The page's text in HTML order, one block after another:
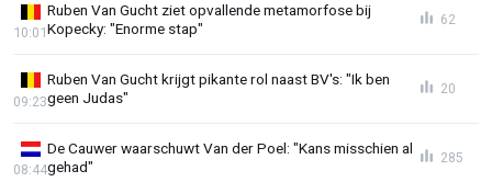
Ruben Van Gucht ziet opvallende metamorfose bij
Kopecky: "Enorme stap"
10:01
62
Ruben Van Gucht krijgt pikante rol naast BV's: "Ik ben
geen Judas"
09:23
20
De Cauwer waarschuwt Van der Poel: "Kans misschien al
gehad"
08:44
285